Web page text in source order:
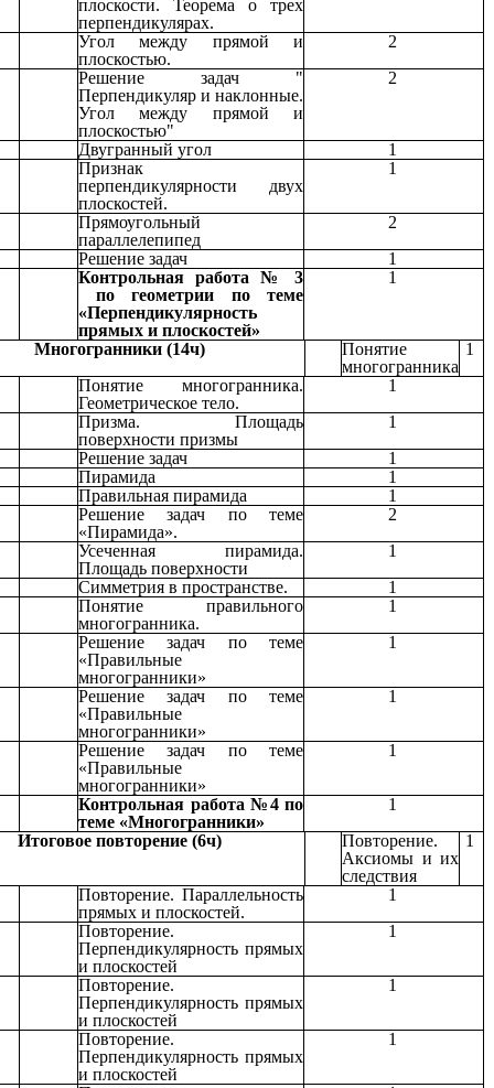
плоскости. Теорема о трех
перпендикулярах.
Угол между прямой и
плоскостью.
2
Решение задач "
Перпендикуляр и наклонные.
Угол между прямой и
плоскостью"
2
Двугранный угол
1
Признак
перпендикулярности двух
плоскостей.
1
Прямоугольный
параллелепипед
2
Решение задач
1
Контрольная работа № 3
по геометрии по теме
«Перпендикулярность
прямых и плоскостей»
1
Многогранники (14ч)
Понятие
многогранника
1
Понятие многогранника.
Геометрическое тело.
1
Призма. Площадь
поверхности призмы
1
Решение задач
1
Пирамида
1
Правильная пирамида
1
Решение задач по теме
«Пирамида».
2
Усеченная пирамида.
Площадь поверхности
1
Симметрия в пространстве.
1
Понятие правильного
многогранника.
1
Решение задач по теме
«Правильные
многогранники»
1
Решение задач по теме
«Правильные
многогранники»
1
Решение задач по теме
«Правильные
многогранники»
1
Контрольная работа №4 по
теме «Многогранники»
1
Итоговое повторение (6ч)
Повторение.
Аксиомы и их
следствия
1
Повторение. Параллельность
прямых и плоскостей.
1
Повторение.
Перпендикулярность прямых
и плоскостей
1
Повторение.
Перпендикулярность прямых
и плоскостей
1
Повторение.
Перпендикулярность прямых
и плоскостей
1